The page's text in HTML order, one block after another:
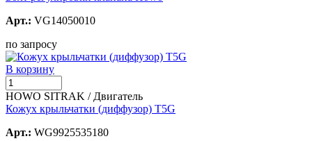
Арт.: VG14050010
по запросу
В корзину
HOWO SITRAK / Двигатель
Кожух крыльчатки (диффузор) T5G
Арт.: WG9925535180